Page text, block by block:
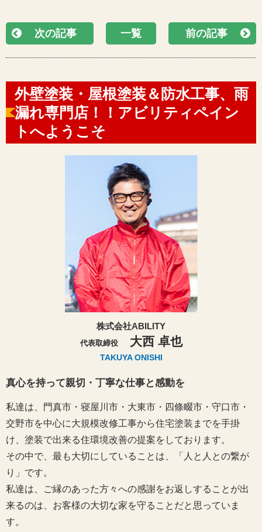
次の記事 一覧 前の記事
外壁塗装・屋根塗装＆防水工事、雨
漏れ専門店！！アビリティペイン
トへようこそ
株式会社ABILITY
代表取締役 大西 卓也
TAKUYA ONISHI
真心を持って親切・丁寧な仕事と感動を
私達は、門真市・寝屋川市・大東市・四條畷市・守口市・
交野市を中心に大規模改修工事から住宅塗装までを手掛
け、塗装で出来る住環境改善の提案をしております。
その中で、最も大切にしていることは、「人と人との繋が
り」です。
私達は、ご縁のあった方々への感謝をお返しすることが出
来るのは、お客様の大切な家を守ることだと思っていま
す。